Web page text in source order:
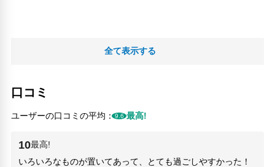
全て表示する
口コミ
ユーザーの口コミの平均：9.6 最高!
10最高!
いろいろなものが置いてあって、とても過ごしやすかった！